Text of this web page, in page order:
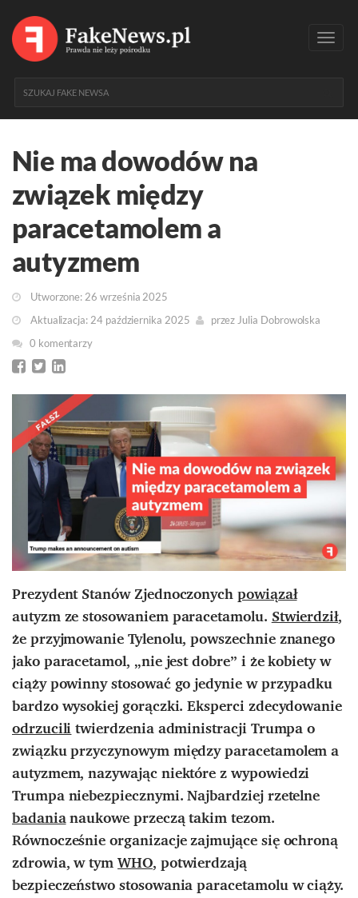
Nie ma dowodów na
związek między
paracetamolem a
autyzmem
Utworzone: 26 września 2025
Aktualizacja: 24 października 2025
przez Julia Dobrowolska
0 komentarzy
Prezydent Stanów Zjednoczonychpowiązał
autyzm ze stosowaniem paracetamolu.Stwierdził,
że przyjmowanie Tylenolu, powszechnie znanego
jako paracetamol, „nie jest dobre” i że kobiety w
ciąży powinny stosować go jedynie w przypadku
bardzo wysokiej gorączki. Eksperci zdecydowanie
odrzucilitwierdzenia administracji Trumpa o
związku przyczynowym między paracetamolem a
autyzmem, nazywając niektóre z wypowiedzi
Trumpa niebezpiecznymi. Najbardziej rzetelne
badanianaukowe przeczą takim tezom.
Równocześnie organizacje zajmujące się ochroną
zdrowia, w tymWHO, potwierdzają
bezpieczeństwo stosowania paracetamolu w ciąży.